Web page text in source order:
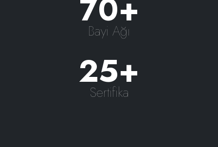
70+
Bayi Ağı
25+
Sertifika